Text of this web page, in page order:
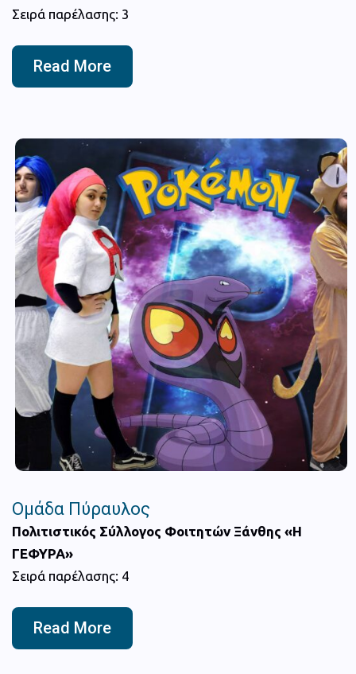
Σειρά παρέλασης: 3
Read More
Ομάδα Πύραυλος
Πολιτιστικός Σύλλογος Φοιτητών Ξάνθης «Η
ΓΕΦΥΡΑ»
Σειρά παρέλασης: 4
Read More